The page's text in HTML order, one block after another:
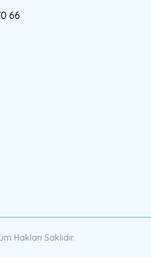
66
Hakları Saklıdır.